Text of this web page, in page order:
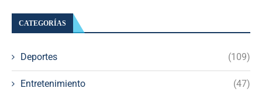
CATEGORÍAS
Deportes (109)
Entretenimiento (47)